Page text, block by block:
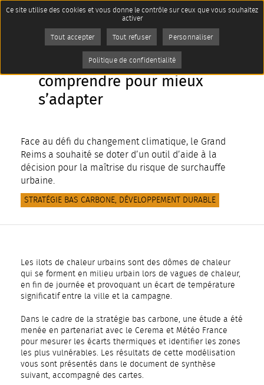
Imprimer
Îlots de chaleur urbains :
comprendre pour mieux
s’adapter
Face au défi du changement climatique, le Grand
Reims a souhaité se doter d’un outil d’aide à la
décision pour la maîtrise du risque de surchauffe
urbaine.
STRATÉGIE BAS CARBONE, DÉVELOPPEMENT DURABLE
Les ilots de chaleur urbains sont des dômes de chaleur
qui se forment en milieu urbain lors de vagues de chaleur,
en fin de journée et provoquant un écart de température
significatif entre la ville et la campagne.
Dans le cadre de la stratégie bas carbone, une étude a été
menée en partenariat avec le Cerema et Météo France
pour mesurer les écarts thermiques et identifier les zones
les plus vulnérables. Les résultats de cette modélisation
vous sont présentés dans le document de synthèse
suivant, accompagné des cartes.
Panneau de gestion des cookies
Ce site utilise des cookies et vous donne le contrôle sur ceux que vous souhaitez
activer
Tout accepter Tout refuser Personnaliser
Politique de confidentialité